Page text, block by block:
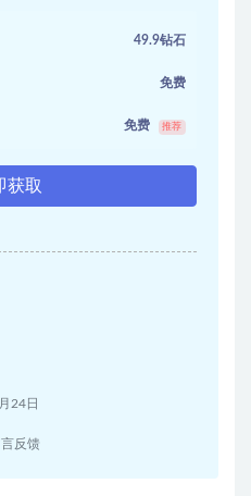
49.9钻石
免费
免费 推荐
获取
24日
反馈